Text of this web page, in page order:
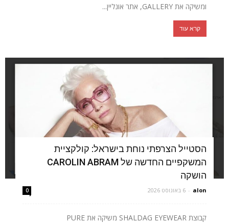
ומשיקה את GALLERY, אתר אונליין...
קרא עוד
הסטייל הצרפתי נוחת בישראל: קולקציית
המשקפיים החדשה של CAROLIN ABRAM
הושקה
alon
- 6 באוגוסט 2026 0
קבוצת SHALDAG EYEWEAR משיקה את PURE